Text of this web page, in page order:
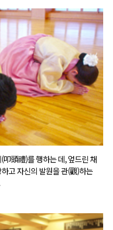
叩頭禮)를 행하는 데, 엎드린 채
고 자신의 발원을 관(觀)하는